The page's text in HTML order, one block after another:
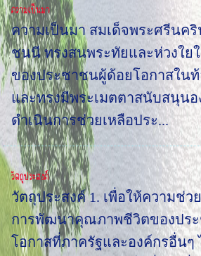
ความเป็นมา
ความเป็นมา สมเด็จพระศรีนค
ชนนี ทรงสนพระทัยและห่วงใย
ของประชาชนผู้ด้อยโอกาสใน
และทรงมีพระเมตตาสนับสนุนอ
ดำเนินการช่วยเหลือประ...
วัตถุประสงค์
วัตถุประสงค์ 1. เพื่อให้ความช่
การพัฒนาคุณภาพชีวิตของปร
โอกาสที่ภาครัฐและองค์กรอื่นๆ